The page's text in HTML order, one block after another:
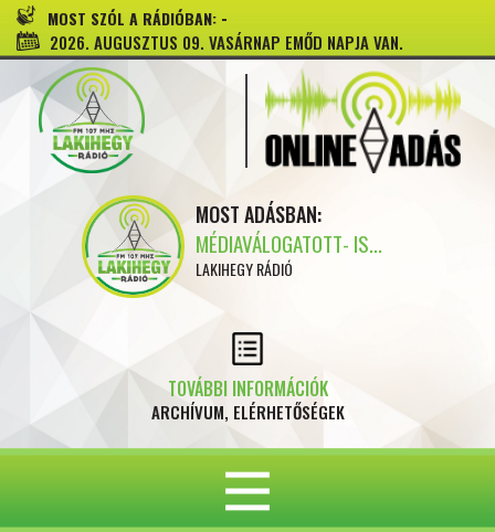
MOST SZÓL A RÁDIÓBAN: -
2026. AUGUSZTUS 09. VASÁRNAP EMŐD NAPJA VAN.
MOST ADÁSBAN:
MÉDIAVÁLOGATOTT- IS...
LAKIHEGY RÁDIÓ
TOVÁBBI INFORMÁCIÓK
ARCHÍVUM, ELÉRHETŐSÉGEK